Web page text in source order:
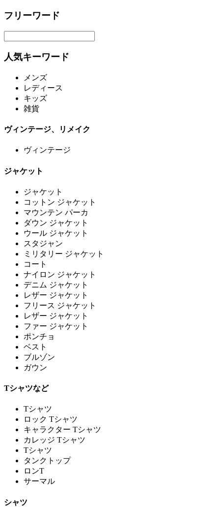
フリーワード
人気キーワード
メンズ
レディース
キッズ
雑貨
ヴィンテージ、リメイク
ヴィンテージ
ジャケット
ジャケット
コットン ジャケット
マウンテン パーカ
ダウン ジャケット
ウール ジャケット
スタジャン
ミリタリー ジャケット
コート
ナイロン ジャケット
デニム ジャケット
レザー ジャケット
フリース ジャケット
レザー ジャケット
ファー ジャケット
ポンチョ
ベスト
ブルゾン
ガウン
Tシャツなど
Tシャツ
ロック Tシャツ
キャラクター Tシャツ
カレッジ Tシャツ
Tシャツ
タンクトップ
ロンT
サーマル
シャツ